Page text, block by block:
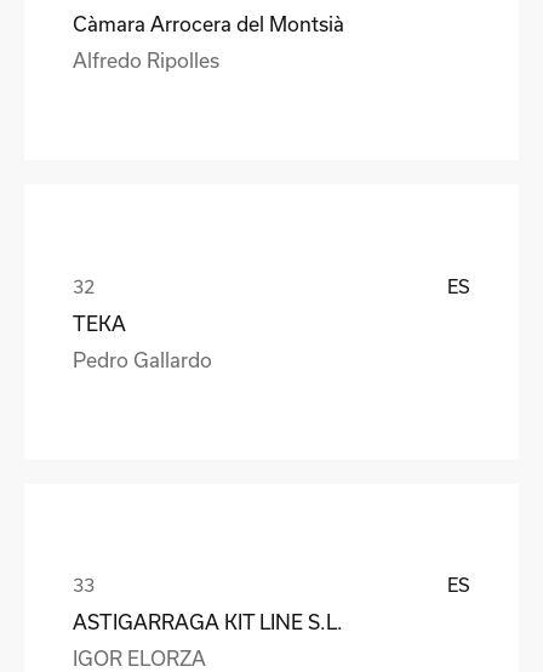
Càmara Arrocera del Montsià
Alfredo Ripolles
ES
TEKA
Pedro Gallardo
ES
ASTIGARRAGA KIT LINE S.L.
IGOR ELORZA